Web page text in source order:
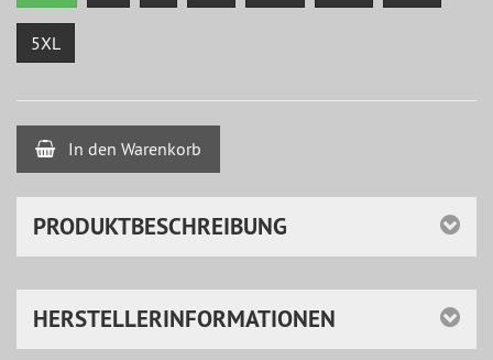
5XL
In den Warenkorb
PRODUKTBESCHREIBUNG
HERSTELLERINFORMATIONEN